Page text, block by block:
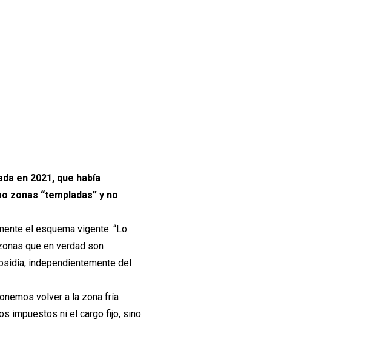
en 2021, que había
zonas “templadas” y no
el esquema vigente. “Lo
que en verdad son
independientemente del
volver a la zona fría
impuestos ni el cargo fijo, sino